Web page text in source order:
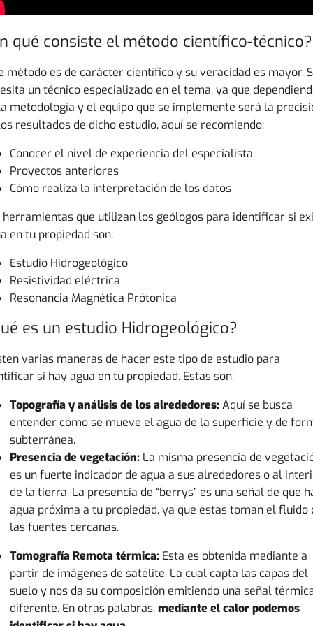
qué consiste el método científico-técnico?
método es de carácter científico y su veracidad es mayor.
un técnico especializado en el tema, ya que
metodología y el equipo que se implemente será la
resultados de dicho estudio, aquí se recomiendo:
Conocer el nivel de experiencia del especialista
Proyectos anteriores
Cómo realiza la interpretación de los datos
herramientas que utilizan los geólogos para identificar si
en tu propiedad son:
Estudio Hidrogeológico
Resistividad eléctrica
Resonancia Magnética Prótonica
es un estudio Hidrogeológico?
varias maneras de hacer este tipo de estudio para
si hay agua en tu propiedad. Estas son:
Topografía y análisis de los alrededores:Aquí se busca
entender cómo se mueve el agua de la superficie y de
subterránea.
Presencia de vegetación: La misma presencia de
es un fuerte indicador de agua a sus alrededores o al
de la tierra. La presencia de “berrys” es una señal de que
agua próxima a tu propiedad, ya que estas toman el fluido
las fuentes cercanas.
Tomografía Remota térmica: Esta es obtenida mediante a
partir de imágenes de satélite. La cual capta las capas del
suelo y nos da su composición emitiendo una señal
diferente. En otras palabras,mediante el calor podemos